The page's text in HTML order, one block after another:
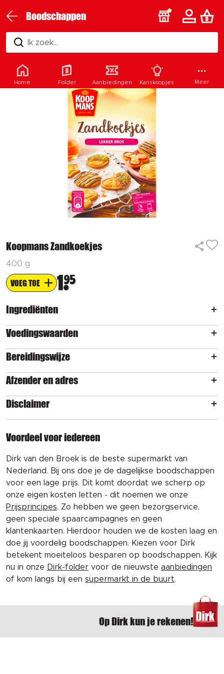
Boodschappen
Ik zoek...
Koopmans Zandkoekjes
400 g
VOEG TOE 1 95
Ingrediënten
Voedingswaarden
Bereidingswijze
Afzender en adres
Disclaimer
Voordeel voor iedereen
Dirk van den Broek is de beste supermarkt van
Nederland. Bij ons doe je de dagelijkse boodschappen
voor een lage prijs. Dit komt doordat we scherp op
onze eigen kosten letten - dit noemen we onze
Prijsprincipes. Zo hebben we geen bezorgservice,
geen speciale spaarcampagnes en geen
klantenkaarten. Hierdoor houden we de kosten laag en
doe jij voordelig boodschappen. Kiezen voor Dirk
betekent moeiteloos besparen op boodschappen. Kijk
nu in onze Dirk-folder voor de nieuwste aanbiedingen
of kom langs bij een supermarkt in de buurt.
Op Dirk kun je rekenen!
Home Folder Aanbiedingen Kanskoopjes Meer